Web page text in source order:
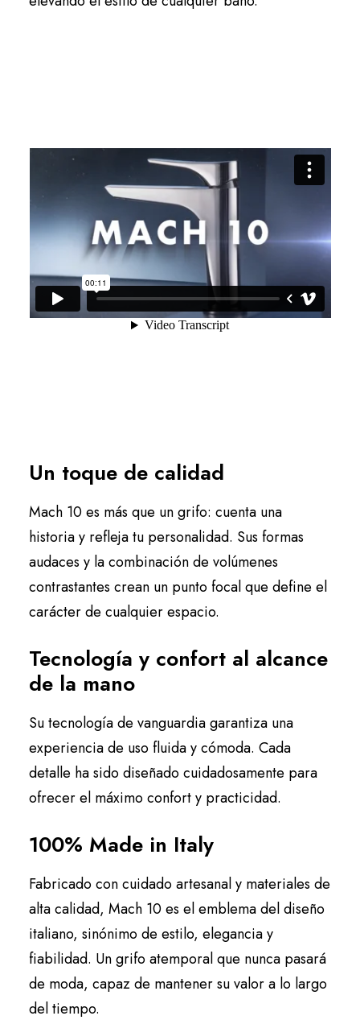
Un toque de calidad
Mach 10 es más que un grifo: cuenta una
historia y refleja tu personalidad. Sus formas
audaces y la combinación de volúmenes
contrastantes crean un punto focal que define el
carácter de cualquier espacio.
Tecnología y confort al alcance
de la mano
Su tecnología de vanguardia garantiza una
experiencia de uso fluida y cómoda. Cada
detalle ha sido diseñado cuidadosamente para
ofrecer el máximo confort y practicidad.
100% Made in Italy
Fabricado con cuidado artesanal y materiales de
alta calidad, Mach 10 es el emblema del diseño
italiano, sinónimo de estilo, elegancia y
fiabilidad. Un grifo atemporal que nunca pasará
de moda, capaz de mantener su valor a lo largo
del tiempo.